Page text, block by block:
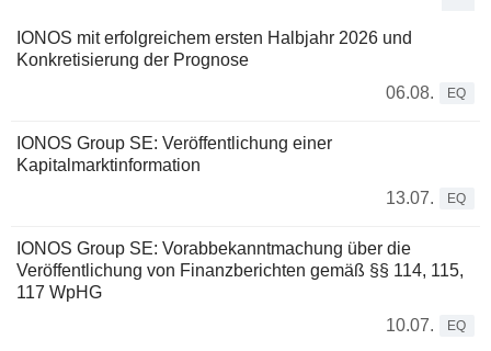
IONOS mit erfolgreichem ersten Halbjahr 2026 und
Konkretisierung der Prognose
06.08.
EQ
IONOS Group SE: Veröffentlichung einer
Kapitalmarktinformation
13.07.
EQ
IONOS Group SE: Vorabbekanntmachung über die
Veröffentlichung von Finanzberichten gemäß §§ 114, 115,
117 WpHG
10.07.
EQ